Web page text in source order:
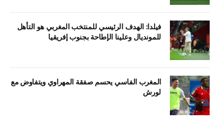
فيلدا: الهدف الرئيسي للمنتخب المغربي هو التأهل
للمونديال وعلينا الإطاحة بجنوب إفريقيا
المغرب الفاسي يحسم صفقة المهراوي ويتفاوض مع
لورش